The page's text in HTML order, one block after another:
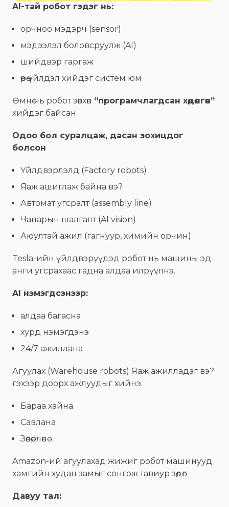
AI-тай робот гэдэг нь:
орчноо мэдэрч (sensor)
мэдээлэл боловсруулж (AI)
шийдвэр гаргаж
өөрөө үйлдэл хийдэг систем юм
Өмнө нь робот зөвхөн “програмчлагдсан хөдөлгөөн”
хийдэг байсан
Одоо бол суралцаж, дасан зохицдог
болсон
Үйлдвэрлэлд (Factory robots)
Яаж ашиглаж байна вэ?
Автомат угсралт (assembly line)
Чанарын шалгалт (AI vision)
Аюултай ажил (гагнуур, химийн орчин)
Tesla-ийн үйлдвэрүүдэд робот нь машины эд
анги угсрахаас гадна алдаа илрүүлнэ.
AI нэмэгдсэнээр:
алдаа багасна
хурд нэмэгдэнэ
24/7 ажиллана
Агуулах (Warehouse robots) Яаж ажилладаг вэ?
гэхээр доорх ажлуудыг хийнэ.
Бараа хайна
Савлана
Зөөвөрлөнө
Amazon-ий агуулахад жижиг робот машинууд
хамгийн худан замыг сонгож тавиур зөөдөг
Давуу тал: